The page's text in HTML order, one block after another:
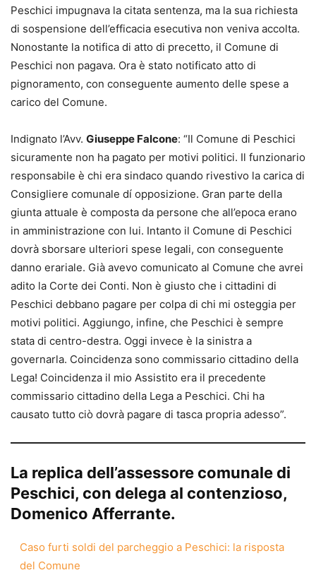
Peschici impugnava la citata sentenza, ma la sua richiesta
di sospensione dell’efficacia esecutiva non veniva accolta.
Nonostante la notifica di atto di precetto, il Comune di
Peschici non pagava. Ora è stato notificato atto di
pignoramento, con conseguente aumento delle spese a
carico del Comune.
Indignato l’Avv. Giuseppe Falcone: “Il Comune di Peschici
sicuramente non ha pagato per motivi politici. Il funzionario
responsabile è chi era sindaco quando rivestivo la carica di
Consigliere comunale dí opposizione. Gran parte della
giunta attuale è composta da persone che all’epoca erano
in amministrazione con lui. Intanto il Comune di Peschici
dovrà sborsare ulteriori spese legali, con conseguente
danno erariale. Già avevo comunicato al Comune che avrei
adito la Corte dei Conti. Non è giusto che i cittadini di
Peschici debbano pagare per colpa di chi mi osteggia per
motivi politici. Aggiungo, infine, che Peschici è sempre
stata di centro-destra. Oggi invece è la sinistra a
governarla. Coincidenza sono commissario cittadino della
Lega! Coincidenza il mio Assistito era il precedente
commissario cittadino della Lega a Peschici. Chi ha
causato tutto ciò dovrà pagare di tasca propria adesso”.
La replica dell’assessore comunale di
Peschici, con delega al contenzioso,
Domenico Afferrante.
Caso furti soldi del parcheggio a Peschici: la risposta
del Comune